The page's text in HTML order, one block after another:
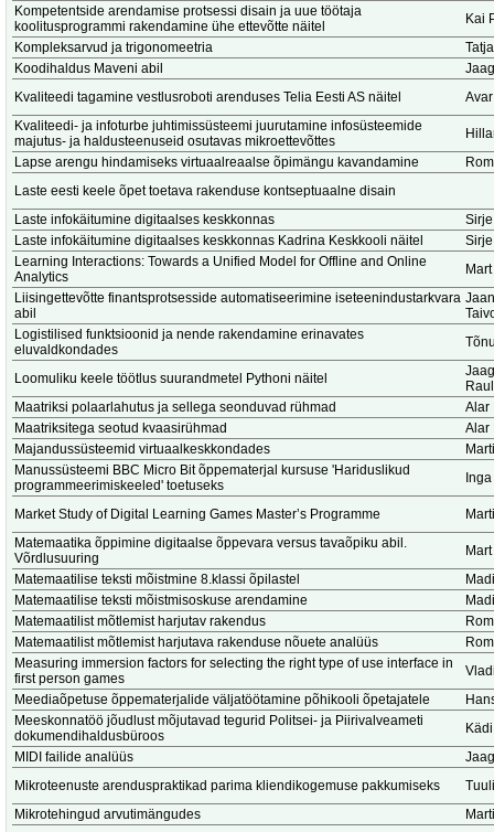
Kompetentside arendamise protsessi disain ja uue töötaja
koolitusprogrammi rakendamine ühe ettevõtte näitel
Kai
Kompleksarvud ja trigonomeetria
Koodihaldus Maveni abil
Kvaliteedi tagamine vestlusroboti arenduses Telia Eesti AS näitel
Kvaliteedi- ja infoturbe juhtimissüsteemi juurutamine infosüsteemide
majutus- ja haldusteenuseid osutavas mikroettevõttes
Lapse arengu hindamiseks virtuaalreaalse õpimängu kavandamine
Laste eesti keele õpet toetava rakenduse kontseptuaalne disain
Laste infokäitumine digitaalses keskkonnas
Laste infokäitumine digitaalses keskkonnas Kadrina Keskkooli näitel
Learning Interactions: Towards a Unified Model for Offline and Online
Analytics
Liisingettevõtte finantsprotsesside automatiseerimine iseteenindustarkvara
abil
Logistilised funktsioonid ja nende rakendamine erinavates
eluvaldkondades
Loomuliku keele töötlus suurandmetel Pythoni näitel
Maatriksi polaarlahutus ja sellega seonduvad rühmad
Alar
Maatriksitega seotud kvaasirühmad
Alar
Majandussüsteemid virtuaalkeskkondades
Manussüsteemi BBC Micro Bit õppematerjal kursuse 'Hariduslikud
programmeerimiskeeled' toetuseks
Market Study of Digital Learning Games Master’s Programme
Matemaatika õppimine digitaalse õppevara versus tavaõpiku abil.
Võrdlusuuring
Matemaatilise teksti mõistmine 8.klassi õpilastel
Matemaatilise teksti mõistmisoskuse arendamine
Matemaatilist mõtlemist harjutav rakendus
Matemaatilist mõtlemist harjutava rakenduse nõuete analüüs
Measuring immersion factors for selecting the right type of use interface in
first person games
Meediaõpetuse õppematerjalide väljatöötamine põhikooli õpetajatele
Meeskonnatöö jõudlust mõjutavad tegurid Politsei- ja Piirivalveameti
dokumendihaldusbüroos
MIDI failide analüüs
Mikroteenuste arenduspraktikad parima kliendikogemuse pakkumiseks
Mikrotehingud arvutimängudes